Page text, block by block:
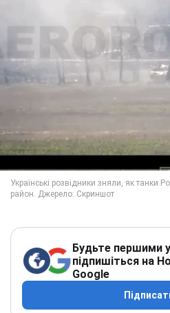
Будьте першими
підпишіться на
Google